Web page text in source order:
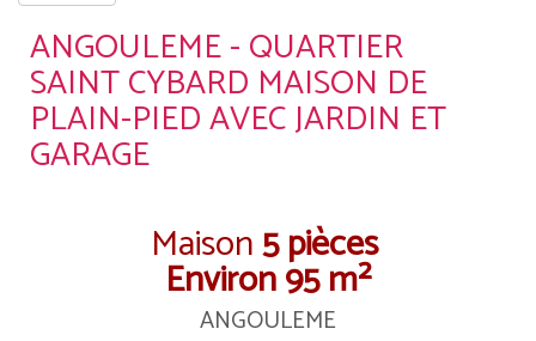
ANGOULEME - QUARTIER
SAINT CYBARD MAISON DE
PLAIN-PIED AVEC JARDIN ET
GARAGE
Maison5 pièces
Environ 95 m²
ANGOULEME